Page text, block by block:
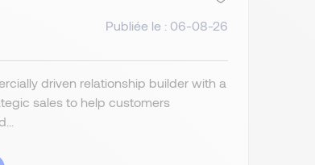
Publiée le : 06-08-26
driven relationship builder with a
sales to help customers